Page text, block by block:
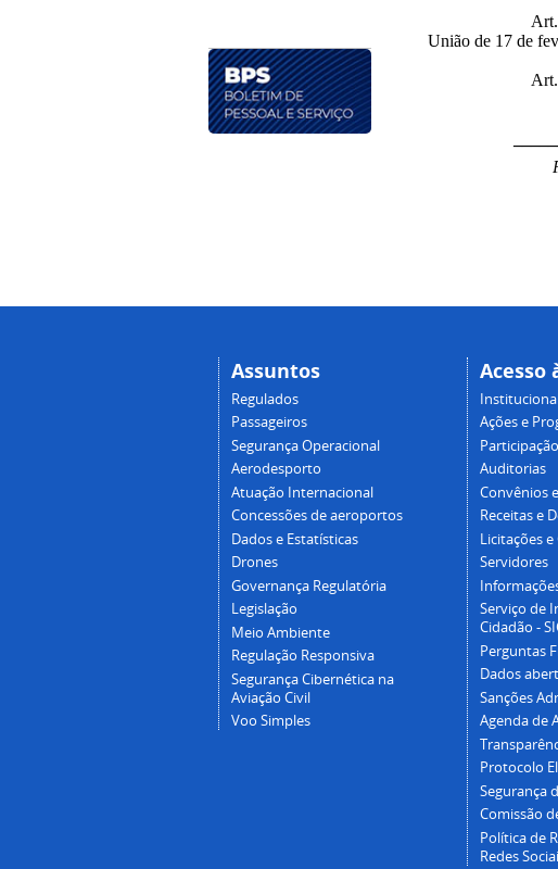
União de 17 de
Assuntos
Regulados
Passageiros
Segurança Operacional
Aerodesporto
Atuação Internacional
Concessões de aeroportos
Dados e Estatísticas
Drones
Governança Regulatória
Legislação
Meio Ambiente
Regulação Responsiva
Segurança Cibernética na
Aviação Civil
Voo Simples
Acesso
Ações e
Auditorias
Convênios
Receitas e
Licitações
Servidores
Serviço de
Cidadão -
Perguntas
Dados
Sanções
Agenda de
Protocolo
Segurança
Comissão
Política de
Redes